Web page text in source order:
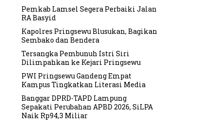
Pemkab Lamsel Segera Perbaiki Jalan
RA Basyid
Kapolres Pringsewu Blusukan, Bagikan
Sembako dan Bendera
Tersangka Pembunuh Istri Siri
Dilimpahkan ke Kejari Pringsewu
PWI Pringsewu Gandeng Empat
Kampus Tingkatkan Literasi Media
Banggar DPRD-TAPD Lampung
Sepakati Perubahan APBD 2026, SiLPA
Naik Rp94,3 Miliar